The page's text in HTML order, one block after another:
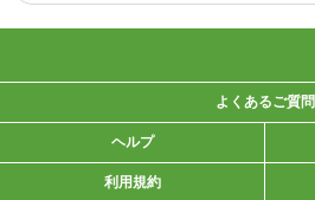
よくあるご質問
ヘルプ
利用規約